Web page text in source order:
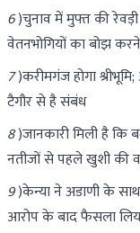
6)चुनाव में मुफ्त की
वेतनभोगियों का बोझ
7)करीमगंज होगा
टैगौर से है संबंध
8)जानकारी मिली है कि
नतीजों से पहले खुशी की
9)केन्या ने अडाणी के साथ
आरोप के बाद फैसला